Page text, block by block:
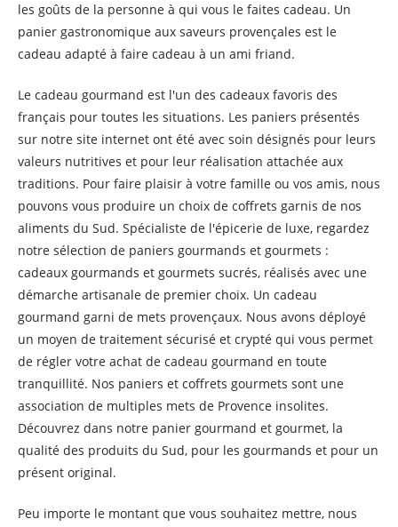
les goûts de la personne à qui vous le faites cadeau. Un
panier gastronomique aux saveurs provençales est le
cadeau adapté à faire cadeau à un ami friand.
Le cadeau gourmand est l'un des cadeaux favoris des
français pour toutes les situations. Les paniers présentés
sur notre site internet ont été avec soin désignés pour leurs
valeurs nutritives et pour leur réalisation attachée aux
traditions. Pour faire plaisir à votre famille ou vos amis, nous
pouvons vous produire un choix de coffrets garnis de nos
aliments du Sud. Spécialiste de l'épicerie de luxe, regardez
notre sélection de paniers gourmands et gourmets :
cadeaux gourmands et gourmets sucrés, réalisés avec une
démarche artisanale de premier choix. Un cadeau
gourmand garni de mets provençaux. Nous avons déployé
un moyen de traitement sécurisé et crypté qui vous permet
de régler votre achat de cadeau gourmand en toute
tranquillité. Nos paniers et coffrets gourmets sont une
association de multiples mets de Provence insolites.
Découvrez dans notre panier gourmand et gourmet, la
qualité des produits du Sud, pour les gourmands et pour un
présent original.
Peu importe le montant que vous souhaitez mettre, nous